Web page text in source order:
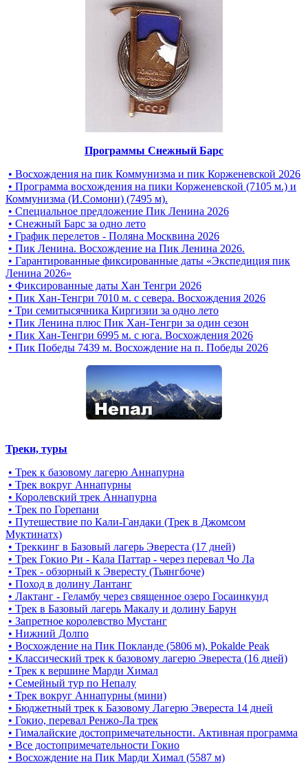
Программы Снежный Барс
• Восхождения на пик Коммунизма и пик Корженевской 2026
• Программа восхождения на пики Корженевской (7105 м.) и
Коммунизма (И.Сомони) (7495 м).
• Специальное предложение Пик Ленина 2026
• Снежный Барс за одно лето
• График перелетов - Поляна Москвина 2026
• Пик Ленина. Восхождение на Пик Ленина 2026.
• Гарантированные фиксированные даты «Экспедиция пик
Ленина 2026»
• Фиксированные даты Хан Тенгри 2026
• Пик Хан-Тенгри 7010 м. с севера. Восхождения 2026
• Три семитысячника Киргизии за одно лето
• Пик Ленина плюс Пик Хан-Тенгри за один сезон
• Пик Хан-Тенгри 6995 м. c юга. Восхождения 2026
• Пик Победы 7439 м. Восхождение на п. Победы 2026
Треки, туры
• Трек к базовому лагерю Аннапурна
• Трек вокруг Аннапурны
• Королевский трек Аннапурна
• Трек по Горепани
• Путешествие по Кали-Гандаки (Трек в Джомсом
Муктинатх)
• Треккинг в Базовый лагерь Эвереста (17 дней)
• Трек Гокио Ри - Кала Паттар - через перевал Чо Ла
• Трек - обзорный к Эвересту (Тьянгбоче)
• Поход в долину Лантанг
• Лактанг - Геламбу через священное озеро Госаинкунд
• Трек в Базовый лагерь Макалу и долину Барун
• Запретное королевство Мустанг
• Нижний Долпо
• Восхождение на Пик Покланде (5806 м), Pokalde Peak
• Классический трек к базовому лагерю Эвереста (16 дней)
• Трек к вершине Марди Химал
• Семейный тур по Непалу
• Трек вокруг Аннапурны (мини)
• Бюджетный трек к Базовому Лагерю Эвереста 14 дней
• Гокио, перевал Ренжо-Ла трек
• Гималайские достопримечательности. Активная программа
• Все достопримечательности Гокио
• Восхождение на Пик Марди Химал (5587 м)